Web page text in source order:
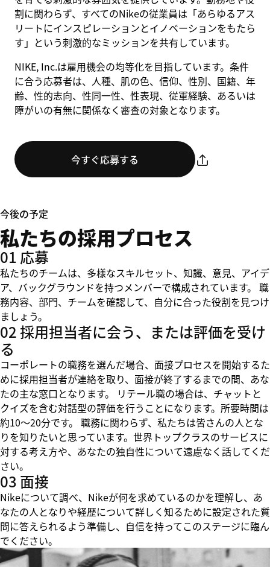
割に関わらず、すべてのNikeの従業員は「あらゆるアス
リートにインスピレーションとイノベーションをもたら
す」という刺激的なミッションを共有しています。
NIKE, Inc.は雇用機会の均等化を目指しています。条件
に合う応募者は、人種、肌の色、信仰、性別、国籍、年
齢、性的志向、性同一性、性表現、従軍経験、あるいは
障がいの有無に関係なく審査の対象となります。
今すぐ応募する
今後の予定
私たちの採用プロセス
01 応募
私たちのチームは、多様なスキルセット、知識、意見、アイデ
ア、バックグラウンドを持つメンバーで構成されています。 職
務内容、部門、チームを確認して、自分に合った役割を見つけ
ましょう。
02 採用担当者に会う、または評価を受け
る
コーポレートの職務を選んだ場合、面接プロセスを開始するた
めに採用担当者が連絡を取り、面接が終了するまでの間、あな
たの主な窓口となります。 リテール職の場合は、チャットと
クイズを含む対話型の評価を行うことになります。所要時間は
約10～20分です。 職務に関わらず、私たちは皆さんの人とな
りを知りたいと思っています。世界トップクラスのサービスに
対する考え方や、あなたの独自性について遠慮なく話してくだ
さい。
03 面接
Nikeについて調べ、Nikeが何を求めているのかを理解し、あ
なたの人となりや経歴について詳しく知るために設定された質
問に答えられるよう準備し、自信を持ってこのステージに臨ん
でください。